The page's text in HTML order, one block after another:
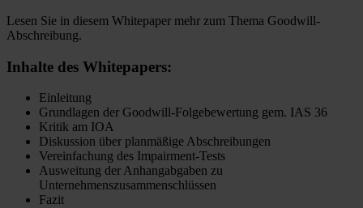
Lesen Sie in diesem Whitepaper mehr zum Thema Goodwill-
Abschreibung.
Inhalte des Whitepapers:
Einleitung
Grundlagen der Goodwill-Folgebewertung gem. IAS 36
Kritik am IOA
Diskussion über planmäßige Abschreibungen
Vereinfachung des Impairment-Tests
Ausweitung der Anhangabgaben zu
Unternehmenszusammenschlüssen
Fazit